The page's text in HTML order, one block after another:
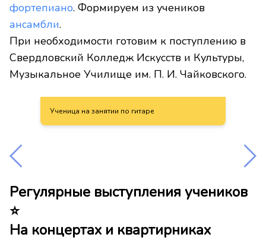
фортепиано. Формируем из учеников
ансамбли.
При необходимости готовим к поступлению в
Свердловский Колледж Искусств и Культуры,
Музыкальное Училище им. П. И. Чайковского.
Ученица на занятии по гитаре
Регулярные выступления учеников
⭐
На концертах и квартирниках